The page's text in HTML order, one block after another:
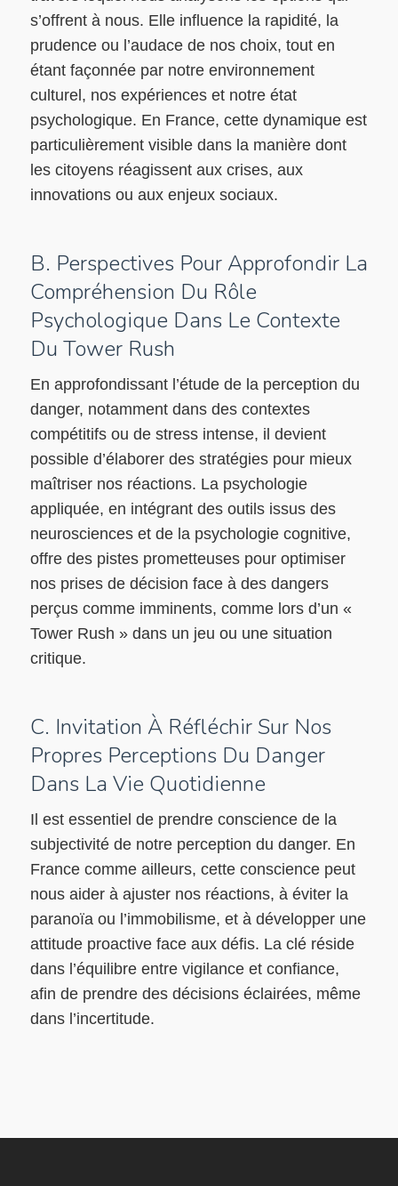
s’offrent à nous. Elle influence la rapidité, la
prudence ou l’audace de nos choix, tout en
étant façonnée par notre environnement
culturel, nos expériences et notre état
psychologique. En France, cette dynamique est
particulièrement visible dans la manière dont
les citoyens réagissent aux crises, aux
innovations ou aux enjeux sociaux.
B. Perspectives Pour Approfondir La
Compréhension Du Rôle
Psychologique Dans Le Contexte
Du Tower Rush
En approfondissant l’étude de la perception du
danger, notamment dans des contextes
compétitifs ou de stress intense, il devient
possible d’élaborer des stratégies pour mieux
maîtriser nos réactions. La psychologie
appliquée, en intégrant des outils issus des
neurosciences et de la psychologie cognitive,
offre des pistes prometteuses pour optimiser
nos prises de décision face à des dangers
perçus comme imminents, comme lors d’un «
Tower Rush » dans un jeu ou une situation
critique.
C. Invitation À Réfléchir Sur Nos
Propres Perceptions Du Danger
Dans La Vie Quotidienne
Il est essentiel de prendre conscience de la
subjectivité de notre perception du danger. En
France comme ailleurs, cette conscience peut
nous aider à ajuster nos réactions, à éviter la
paranoïa ou l’immobilisme, et à développer une
attitude proactive face aux défis. La clé réside
dans l’équilibre entre vigilance et confiance,
afin de prendre des décisions éclairées, même
dans l’incertitude.